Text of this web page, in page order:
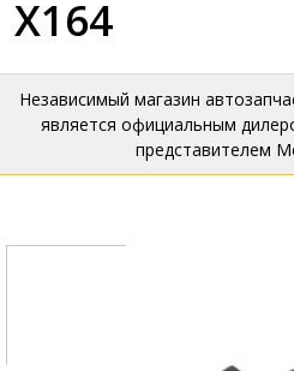
X164
Независимый магазин
является официальным
представителем